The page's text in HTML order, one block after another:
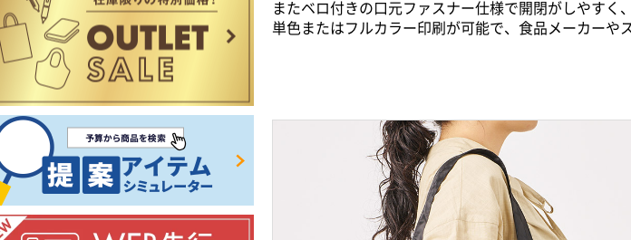
またベロ付きの口元ファスナー仕様で開閉がしやすく
単色またはフルカラー印刷が可能で、食品メーカーや